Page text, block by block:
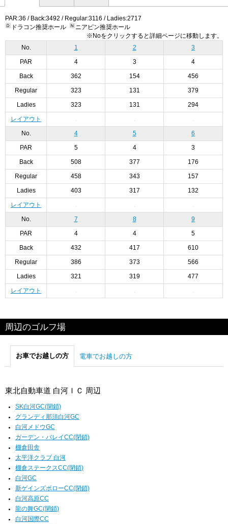
PAR:36 / Back:3492 / Regular:3116 / Ladies:2717
ドラコン推奨ホール
ニアピン推奨ホール
※Noをクリックすると詳細ページに移動します。
No.
1 2 3
PAR 4 3 4
Back 362 154 456
Regular 323 131 379
Ladies 323 131 294
レイアウト
No. 4 5 6
PAR 5 4 3
Back 508 377 176
Regular 458 343 157
Ladies 403 317 132
レイアウト
No. 7 8 9
PAR 4 4 5
Back 432 417 610
Regular 386 373 566
Ladies 321 319 477
レイアウト
周辺のゴルフ場
お車でお越しの方 電車でお越しの方
東北自動車道 白河ＩＣ 周辺
SK白河GC(閉鎖)
グランディ那須白河GC
白河メドウGC
ガーデン・バレイCC(閉鎖)
棚倉田舎
太平洋クラブ 白河
棚倉ステークスCC(閉鎖)
白河GC
新ゲインズボローCC(閉鎖)
白河高原CC
龍の舞GC(閉鎖)
白河国際CC